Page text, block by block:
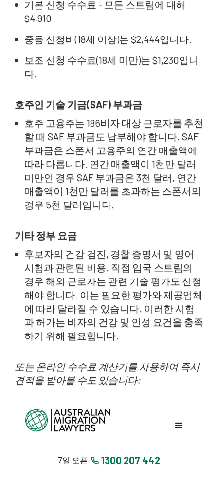
기본 신청 수수료 - 모든 스트림에 대해
$4,910
중등 신청비(18세 이상)는 $2,444입니다.
보조 신청 수수료(18세 미만)는 $1,230입니
다.
호주인 기술 기금(SAF) 부과금
호주 고용주는 186비자 대상 근로자를 추천
할 때 SAF 부과금도 납부해야 합니다. SAF
부과금은 스폰서 고용주의 연간 매출액에
따라 다릅니다. 연간 매출액이 1천만 달러
미만인 경우 SAF 부과금은 3천 달러, 연간
매출액이 1천만 달러를 초과하는 스폰서의
경우 5천 달러입니다.
기타 정부 요금
후보자의 건강 검진, 경찰 증명서 및 영어
시험과 관련된 비용. 직접 입국 스트림의
경우 해외 근로자는 관련 기술 평가도 신청
해야 합니다. 이는 필요한 평가와 제공업체
에 따라 달라질 수 있습니다. 이러한 시험
과 허가는 비자의 건강 및 인성 요건을 충족
하기 위해 필요합니다.
또는 온라인 수수료 계산기를 사용하여 즉시
견적을 받아볼 수도 있습니다: